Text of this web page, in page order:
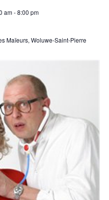
am-8:00 pm
Maïeurs, Woluwe-Saint-Pierre